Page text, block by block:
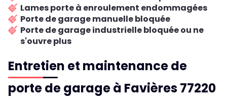
Lames porte à enroulement endommagées
Porte de garage manuelle bloquée
Porte de garage industrielle bloquée ou ne
s'ouvre plus
Entretien et maintenance de
porte de garage à Favières 77220